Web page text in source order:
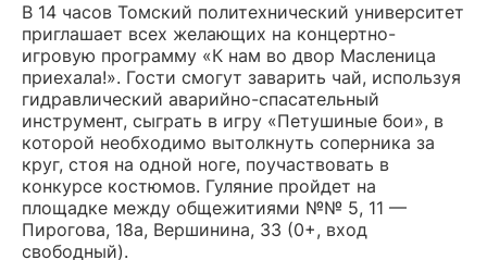
В 14 часов Томский политехнический университет
приглашает всех желающих на концертно-
игровую программу «К нам во двор Масленица
приехала!». Гости смогут заварить чай, используя
гидравлический аварийно-спасательный
инструмент, сыграть в игру «Петушиные бои», в
которой необходимо вытолкнуть соперника за
круг, стоя на одной ноге, поучаствовать в
конкурсе костюмов. Гуляние пройдет на
площадке между общежитиями №№ 5, 11 —
Пирогова, 18а, Вершинина, 33 (0+, вход
свободный).